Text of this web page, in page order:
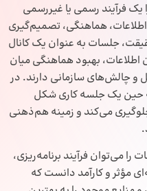
فرآیند رسمی یا غیررسمی
هماهنگی، تصمیم‌گیری
جلسات به عنوان یک کانال
بهبود هماهنگی میان
چالش‌های سازمانی دارند. در
حین یک جلسه کاری شکل
می‌کند و زمینه هم‌ذهنی
می‌توان فرآیند برنامه‌ریزی،
مؤثر و کارآمد دانست که